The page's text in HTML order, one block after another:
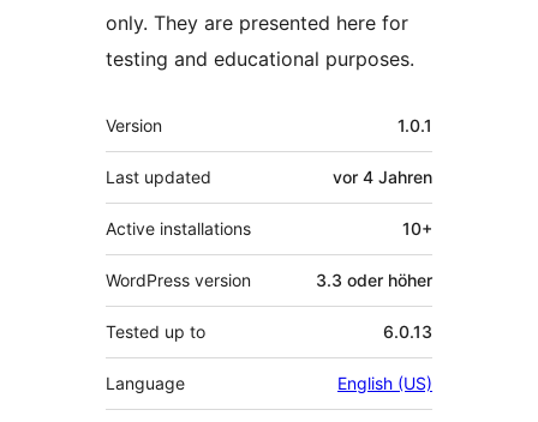
only. They are presented here for
testing and educational purposes.
Meta
Version 1.0.1
Last updated vor 4 Jahren
Active installations 10+
WordPress version 3.3 oder höher
Tested up to 6.0.13
Language English (US)